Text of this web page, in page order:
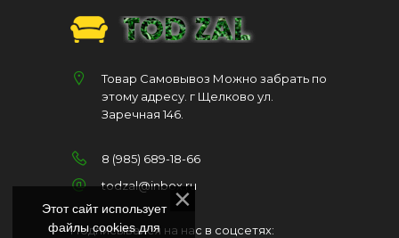
Товар Самовывоз Можно забрать по
этому адресу. г Щелково ул.
Заречная 146.
8 (985) 689-18-66
todzal@inbox.ru
Подписывайся на нас в соцсетях:
Этот сайт использует
файлы cookies для